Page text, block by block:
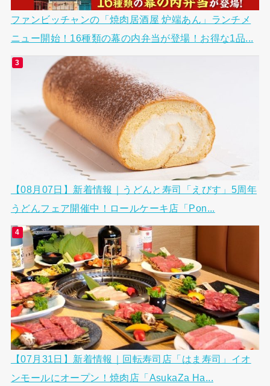
ファンビッチャンの「焼肉居酒屋 炉端あん」ランチメ
ニュー開始！16種類の幕の内弁当が登場！お得な1品...
【08月07日】新着情報｜うどんと寿司「えびす」5周年
うどんフェア開催中！ロールケーキ店「Pon...
【07月31日】新着情報｜回転寿司店「はま寿司」イオ
ンモールにオープン！焼肉店「AsukaZa Ha...